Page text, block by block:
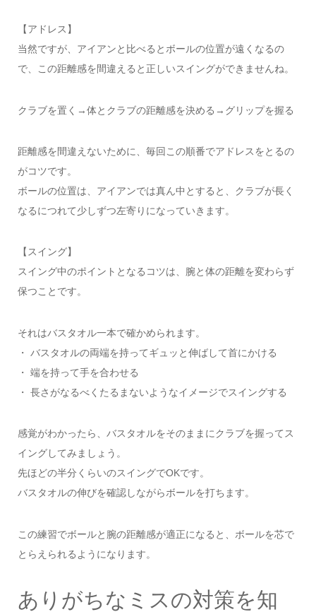
【アドレス】
当然ですが、アイアンと比べるとボールの位置が遠くなるの
で、この距離感を間違えると正しいスイングができませんね。
クラブを置く→体とクラブの距離感を決める→グリップを握る
距離感を間違えないために、毎回この順番でアドレスをとるの
がコツです。
ボールの位置は、アイアンでは真ん中とすると、クラブが長く
なるにつれて少しずつ左寄りになっていきます。
【スイング】
スイング中のポイントとなるコツは、腕と体の距離を変わらず
保つことです。
それはバスタオル一本で確かめられます。
・ バスタオルの両端を持ってギュッと伸ばして首にかける
・ 端を持って手を合わせる
・ 長さがなるべくたるまないようなイメージでスイングする
感覚がわかったら、バスタオルをそのままにクラブを握ってス
イングしてみましょう。
先ほどの半分くらいのスイングでOKです。
バスタオルの伸びを確認しながらボールを打ちます。
この練習でボールと腕の距離感が適正になると、ボールを芯で
とらえられるようになります。
ありがちなミスの対策を知